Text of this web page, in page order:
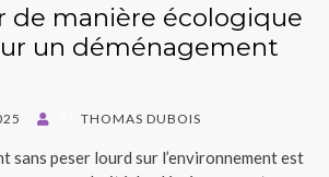
de manière écologique
un déménagement
THOMAS DUBOIS
sans peser lourd sur l’environnement est